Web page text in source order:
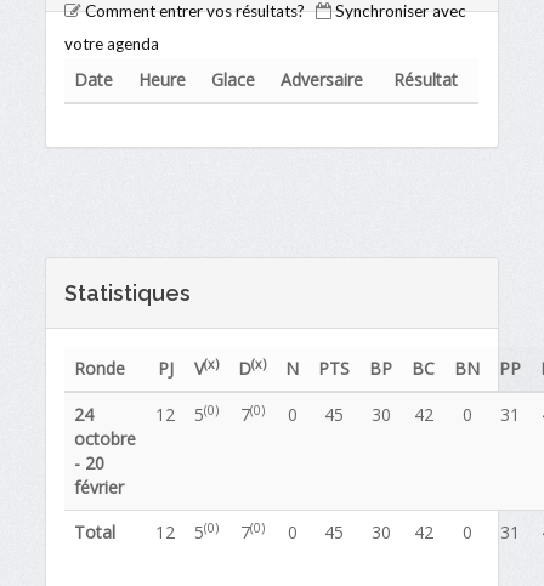
Comment entrer vos résultats?
Synchroniser avec
votre agenda
Date Heure Glace Adversaire Résultat
Statistiques
Ronde PJ V(x) D(x) N PTS BP BC BN PP
24
octobre
- 20
février
12 5(0) 7(0) 0 45 30 42 0 31
Total 12 5(0) 7(0) 0 45 30 42 0 31